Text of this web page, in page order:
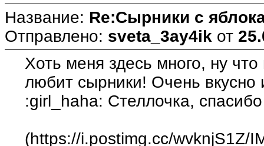
Название: Re:Сырники с
Отправлено: sveta_3ay4ik от
Хоть меня здесь много, ну
любит сырники! Очень вкусно
:girl_haha: Стеллочка,
(https://i.postimg.cc/wvknjS1Z/